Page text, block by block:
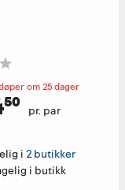
om 25 dager
pr. par
i 2 butikker
i butikk